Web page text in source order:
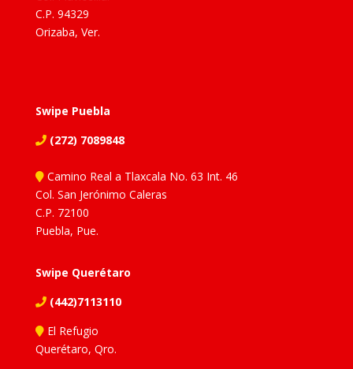
C.P. 94329
Orizaba, Ver.
Swipe Puebla
(272) 7089848
Camino Real a Tlaxcala No. 63 Int. 46
Col. San Jerónimo Caleras
C.P. 72100
Puebla, Pue.
Swipe Querétaro
(442)7113110
El Refugio
Querétaro, Qro.